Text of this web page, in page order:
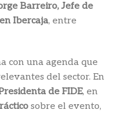
Barreiro, Jefe de
Ibercaja, entre
con una agenda que
del sector. En
de FIDE, en
sobre el evento,